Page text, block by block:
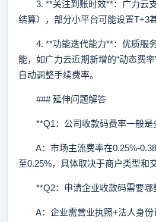
3. **关注到账时效**：广力云
结算），部分小平台可能设置T+3
4. **功能迭代能力**：优质服务
能，如广力云近期新增的“动态费
自动调整手续费率。
### 延伸问题解答
**Q1：公司收款码费率一般是
A：市场主流费率在0.25%-
至0.25%，具体取决于商户类型和
**Q2：申请企业收款码需要哪
A：企业需营业执照+法人身份